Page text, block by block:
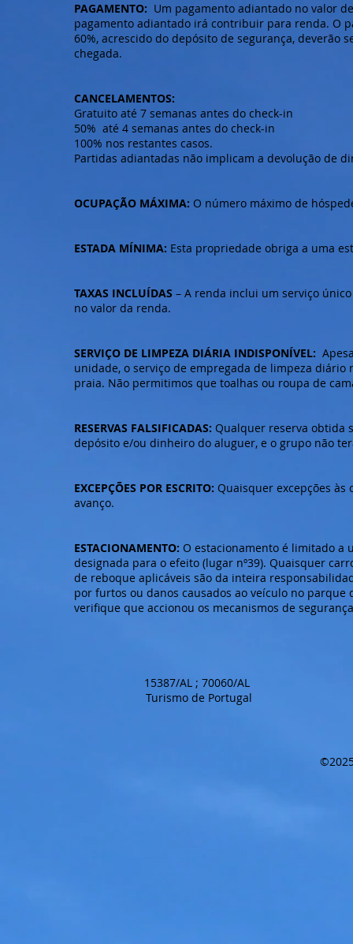
PAGAMENTO: Um pagamento adiantado no valor
pagamento adiantado irá contribuir para renda. O
60%, acrescido do depósito de segurança, deverão
chegada.
CANCELAMENTOS:
Gratuito até 7 semanas antes do check-in
50% até 4 semanas antes do check-in
100% nos restantes casos.
Partidas adiantadas não implicam a devolução de
OCUPAÇÃO MÁXIMA: O número máximo de
ESTADA MÍNIMA: Esta propriedade obriga a uma
TAXAS INCLUÍDAS – A renda inclui um serviço
no valor da renda.
SERVIÇO DE LIMPEZA DIÁRIA INDISPONÍVEL:
unidade, o serviço de empregada de limpeza
praia. Não permitimos que toalhas ou roupa de
RESERVAS FALSIFICADAS: Qualquer reserva obtida
depósito e/ou dinheiro do aluguer, e o grupo não
EXCEPÇÕES POR ESCRITO: Quaisquer excepções
avanço.
ESTACIONAMENTO: O estacionamento é limitado a
designada para o efeito (lugar nº39). Quaisquer
de reboque aplicáveis são da inteira
por furtos ou danos causados ao veículo no
verifique que accionou os mecanismos de
15387/AL ; 70060/AL
Turismo de Portugal